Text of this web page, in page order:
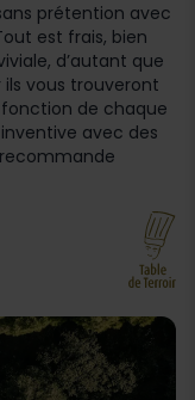
prétention avec
est frais, bien
d’autant que
ils vous trouveront
de chaque
avec des